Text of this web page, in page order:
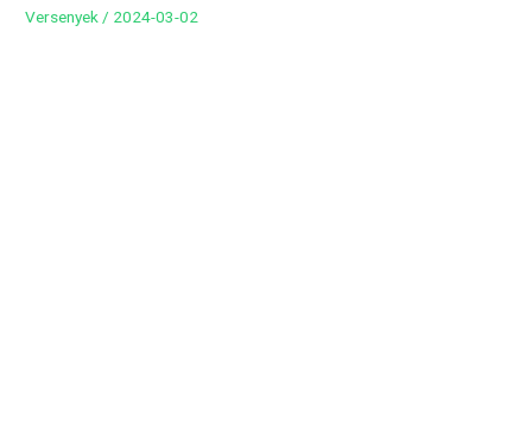
Versenyek / 2024-03-02